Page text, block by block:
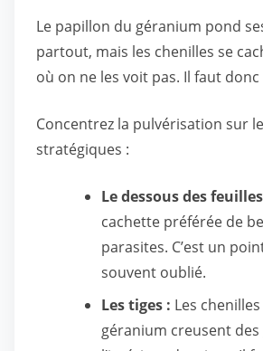
Le papillon du géranium pond
partout, mais les chenilles se
où on ne les voit pas. Il faut
Concentrez la pulvérisation sur
stratégiques :
Le dessous des
cachette préférée de
parasites. C’est un
souvent oublié.
Les tiges : Les
géranium creusent des